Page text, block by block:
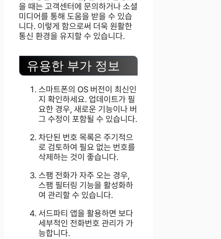
을 때는 고객센터에 문의하거나 소셜
미디어를 통해 도움을 받을 수 있습
니다. 이렇게 함으로써 더욱 원활한
통신 환경을 유지할 수 있습니다.
유용한 부가 정보
스마트폰의 OS 버전이 최신인
지 확인하세요. 업데이트가 필
요한 경우, 새로운 기능이나 버
그 수정이 포함될 수 있습니다.
차단된 번호 목록은 주기적으
로 검토하여 필요 없는 번호를
삭제하는 것이 좋습니다.
스팸 전화가 자주 오는 경우,
스팸 필터링 기능을 활성화하
여 관리할 수 있습니다.
서드파티 앱을 활용하면 보다
세부적인 전화번호 관리가 가
능합니다.